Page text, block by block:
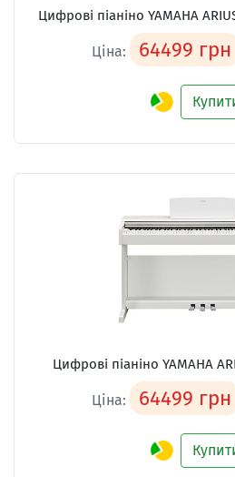
Цифрові піаніно YAMAHA
Ціна: 64499 грн
Цифрові піаніно YAMAHA
Ціна: 64499 грн